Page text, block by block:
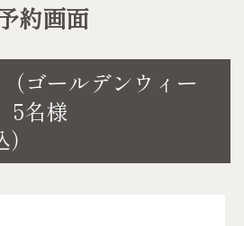
約画面
ゴールデンウィー
5名様